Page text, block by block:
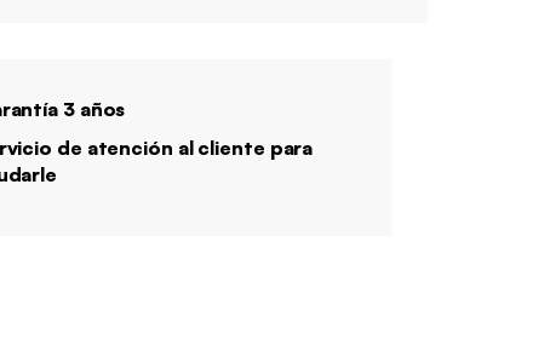
3 años
de atención al cliente para